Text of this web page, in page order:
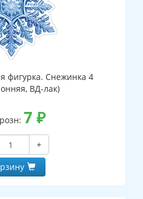
фигурка. Снежинка 4
ВД-лак)
7 ₽
+